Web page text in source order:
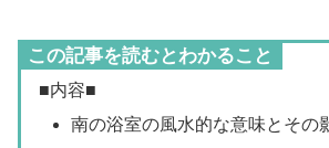
この記事を読むとわかること
■内容■
南の浴室の風水的な意味とその